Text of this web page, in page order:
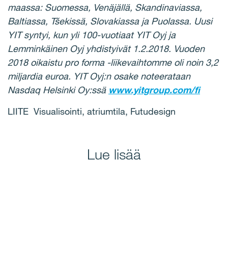
maassa: Suomessa, Venäjällä, Skandinaviassa,
Baltiassa, Tšekissä, Slovakiassa ja Puolassa. Uusi
YIT syntyi, kun yli 100-vuotiaat YIT Oyj ja
Lemminkäinen Oyj yhdistyivät 1.2.2018. Vuoden
2018 oikaistu pro forma -liikevaihtomme oli noin 3,2
miljardia euroa. YIT Oyj:n osake noteerataan
Nasdaq Helsinki Oy:ssä www.yitgroup.com/fi
LIITE Visualisointi, atriumtila, Futudesign
Lue lisää